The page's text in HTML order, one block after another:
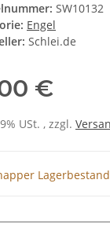
SW10132
Engel
Schlei.de
€
USt. , zzgl.
Lagerbestand